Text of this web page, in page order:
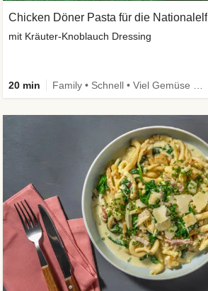
Chicken Döner Pasta für die Nationalelf
mit Kräuter-Knoblauch Dressing
20 min